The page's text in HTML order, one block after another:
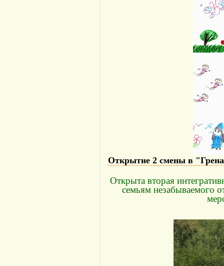
Открытие 2 смены в
Открыта вторая
семьям незабываемого